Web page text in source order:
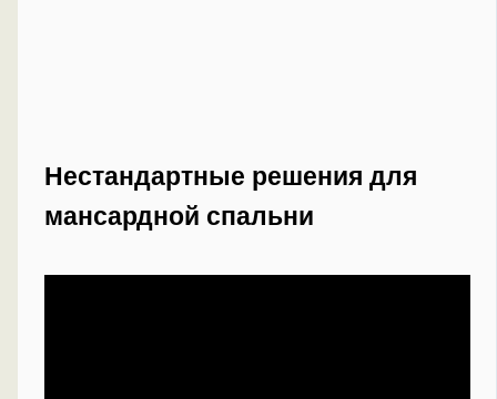
Нестандартные решения для
мансардной спальни